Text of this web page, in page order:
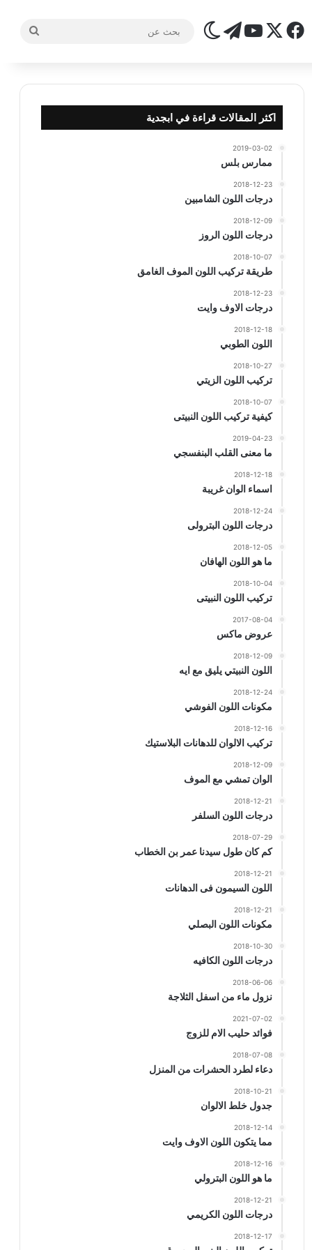
فيسبوك
‫X
‫YouTube
تيلقرامالوضع المظلم
اكثر المقالات قراءة في ابجدية
2019-03-02
ممارس بلس
2018-12-23
درجات اللون الشامبين
2018-12-09
درجات اللون الروز
2018-10-07
طريقة تركيب اللون الموف الغامق
2018-12-23
درجات الاوف وايت
2018-12-18
اللون الطوبي
2018-10-27
تركيب اللون الزيتي
2018-10-07
كيفية تركيب اللون النبيتى
2019-04-23
ما معنى القلب البنفسجي
2018-12-18
اسماء الوان غريبة
2018-12-24
درجات اللون البترولى
2018-12-05
ما هو اللون الهافان
2018-10-04
تركيب اللون النبيتى
2017-08-04
عروض ماكس
2018-12-09
اللون النبيتي يليق مع ايه
2018-12-24
مكونات اللون الفوشي
2018-12-16
تركيب الالوان للدهانات البلاستيك
2018-12-09
الوان تمشي مع الموف
2018-12-21
درجات اللون السلفر
2018-07-29
كم كان طول سيدنا عمر بن الخطاب
2018-12-21
اللون السيمون فى الدهانات
2018-12-21
مكونات اللون البصلي
2018-10-30
درجات اللون الكافيه
2018-06-06
نزول ماء من اسفل الثلاجة
2021-07-02
فوائد حليب الام للزوج
2018-07-08
دعاء لطرد الحشرات من المنزل
2018-10-21
جدول خلط الالوان
2018-12-14
مما يتكون اللون الاوف وايت
2018-12-16
ما هو اللون البترولي
2018-12-21
درجات اللون الكريمي
2018-12-17